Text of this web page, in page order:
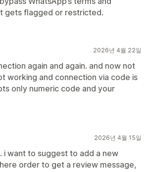
gets flagged or restricted.
2026년 4월 22일
again and again. and now not
working and connection via code is
only numeric code and your
2026년 4월 15일
i want to suggest to add a new
order to get a review message,